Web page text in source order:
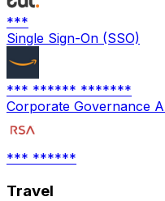
***
Single Sign-On (SSO)
*** ****** *******
Corporate Governance
*** ******
Travel